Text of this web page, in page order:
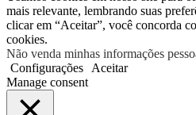
mais relevante, lembrando suas
clicar em “Aceitar”, você concorda
cookies.
Não venda minhas informações
Configurações
Aceitar
Manage consent